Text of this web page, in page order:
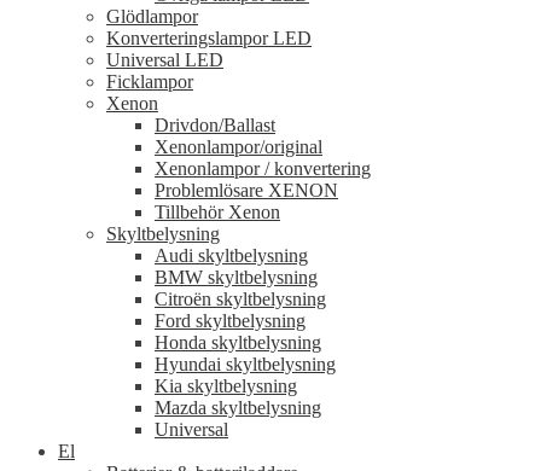
Glödlampor
Konverteringslampor LED
Universal LED
Ficklampor
Xenon
Drivdon/Ballast
Xenonlampor/original
Xenonlampor / konvertering
Problemlösare XENON
Tillbehör Xenon
Skyltbelysning
Audi skyltbelysning
BMW skyltbelysning
Citroën skyltbelysning
Ford skyltbelysning
Honda skyltbelysning
Hyundai skyltbelysning
Kia skyltbelysning
Mazda skyltbelysning
Universal
El